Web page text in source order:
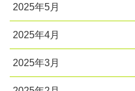
2025年5月
2025年4月
2025年3月